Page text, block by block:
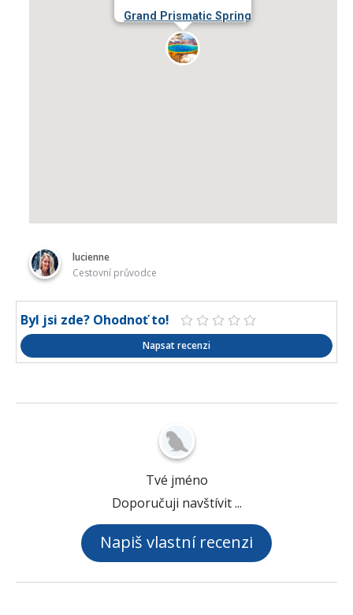
Grand Prismatic Spring
lucienne
Cestovní průvodce
Byl jsi zde? Ohodnoť to!
Napsat recenzi
Tvé jméno
Doporučuji navštívit ...
Napiš vlastní recenzi